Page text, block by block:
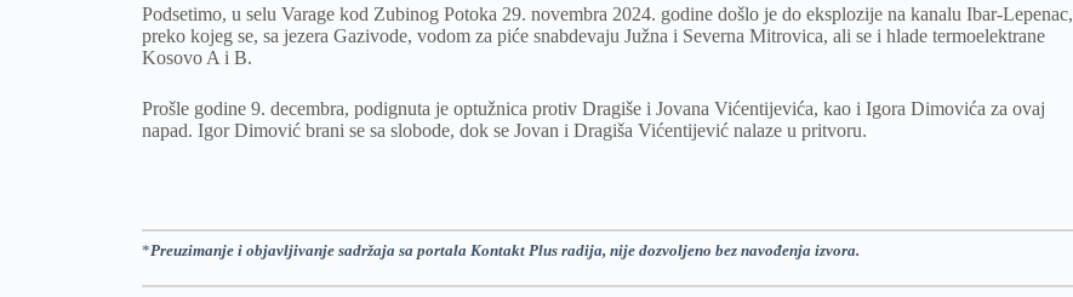
Podsetimo, u selu Varage kod Zubinog Potoka 29. novembra 2024. godine došlo je do eksplozije na kanalu Ibar-Lepenac,
preko kojeg se, sa jezera Gazivode, vodom za piće snabdevaju Južna i Severna Mitrovica, ali se i hlade termoelektrane
Kosovo A i B.
Prošle godine 9. decembra, podignuta je optužnica protiv Dragiše i Jovana Vićentijevića, kao i Igora Dimovića za ovaj
napad. Igor Dimović brani se sa slobode, dok se Jovan i Dragiša Vićentijević nalaze u pritvoru.
*Preuzimanje i objavljivanje sadržaja sa portala Kontakt Plus radija, nije dozvoljeno bez navođenja izvora.